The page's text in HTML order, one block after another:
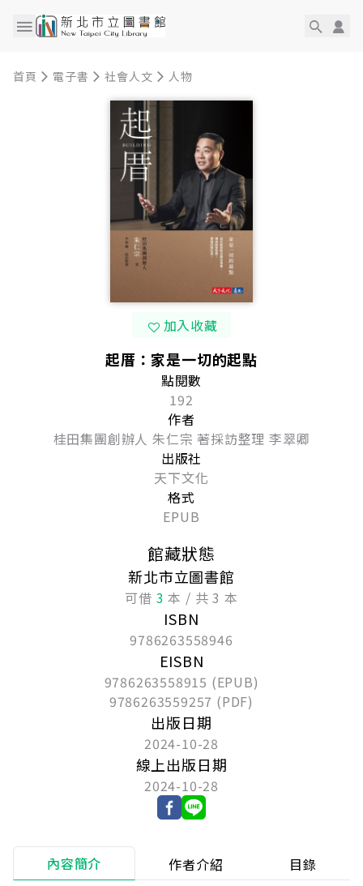
首頁 電子書 社會人文 人物
加入收藏
起厝：家是一切的起點
點閱數
192
作者
桂田集團創辦人 朱仁宗 著採訪整理 李翠卿
出版社
天下文化
格式
EPUB
館藏狀態
新北市立圖書館
可借 3 本 / 共 3 本
ISBN
9786263558946
EISBN
9786263558915 (EPUB)
9786263559257 (PDF)
出版日期
2024-10-28
線上出版日期
2024-10-28
內容簡介 作者介紹 目錄